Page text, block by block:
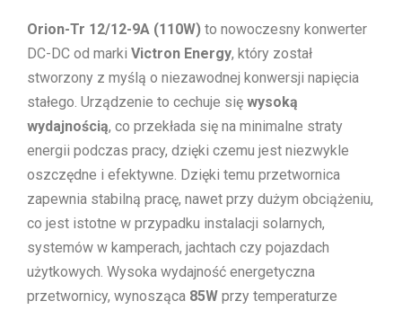
Orion-Tr 12/12-9A (110W) to nowoczesny konwerter
DC-DC od marki Victron Energy, który został
stworzony z myślą o niezawodnej konwersji napięcia
stałego. Urządzenie to cechuje się wysoką
wydajnością, co przekłada się na minimalne straty
energii podczas pracy, dzięki czemu jest niezwykle
oszczędne i efektywne. Dzięki temu przetwornica
zapewnia stabilną pracę, nawet przy dużym obciążeniu,
co jest istotne w przypadku instalacji solarnych,
systemów w kamperach, jachtach czy pojazdach
użytkowych. Wysoka wydajność energetyczna
przetwornicy, wynosząca 85W przy temperaturze